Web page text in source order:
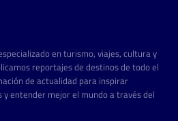
en turismo, viajes, cultura y
reportajes de destinos de todo el
de actualidad para inspirar
entender mejor el mundo a través del